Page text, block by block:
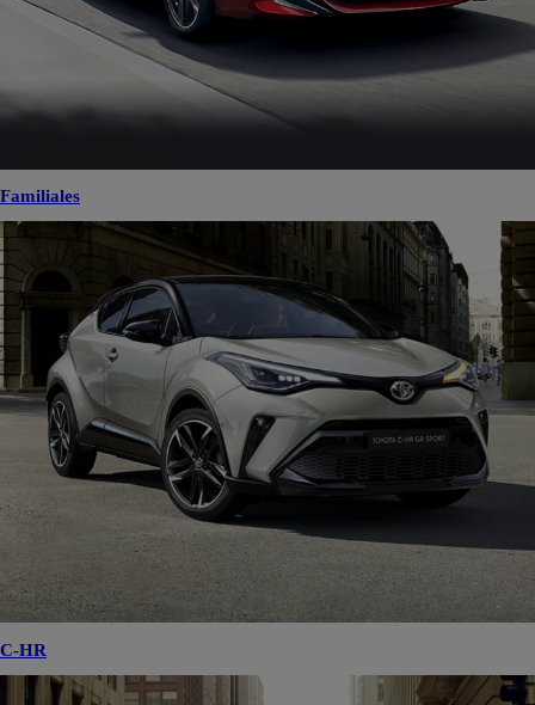
Familiales
C-HR